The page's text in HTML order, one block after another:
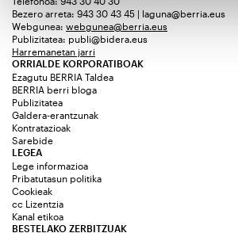
Bezero arreta: 943 30 43 45 | laguna@berria.eus
Webgunea: webgunea@berria.eus
Publizitatea: publi@bidera.eus
Harremanetan jarri
ORRIALDE KORPORATIBOAK
Ezagutu BERRIA Taldea
BERRIA berri bloga
Publizitatea
Galdera-erantzunak
Kontratazioak
Sarebide
LEGEA
Lege informazioa
Pribatutasun politika
Cookieak
cc Lizentzia
Kanal etikoa
BESTELAKO ZERBITZUAK